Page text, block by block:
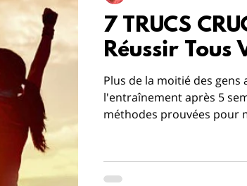
7 TRUCS
Réussir Tous
Plus de la moitié des
l'entraînement après 5
méthodes prouvées pour
personnalisé, le suivi des
l'utilisation de la